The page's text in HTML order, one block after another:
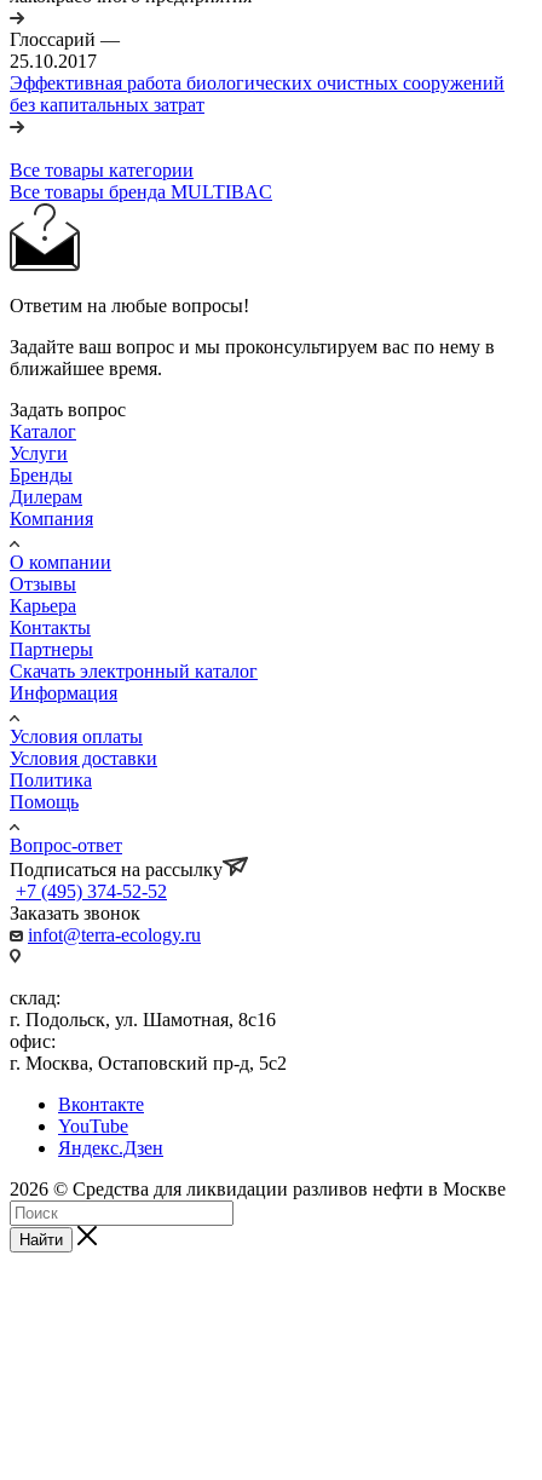
Глоссарий —
25.10.2017
Эффективная работа биологических очистных сооружений
без капитальных затрат
Все товары категории
Все товары бренда MULTIBAC
Ответим на любые вопросы!
Задайте ваш вопрос и мы проконсультируем вас по нему в
ближайшее время.
Задать вопрос
Каталог
Услуги
Бренды
Дилерам
Компания
О компании
Отзывы
Карьера
Контакты
Партнеры
Скачать электронный каталог
Информация
Условия оплаты
Условия доставки
Политика
Помощь
Вопрос-ответ
Подписаться на рассылку
+7 (495) 374-52-52
Заказать звонок
infot@terra-ecology.ru
склад:
г. Подольск, ул. Шамотная, 8с16
офис:
г. Москва, Остаповский пр-д, 5с2
Вконтакте
YouTube
Яндекс.Дзен
2026 © Средства для ликвидации разливов нефти в Москве
Найти